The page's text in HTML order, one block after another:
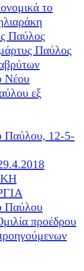
το
Παύλος
Παύλος
Νέου
εξ
Παύλου, 12-5-
Παύλου
προέδρου